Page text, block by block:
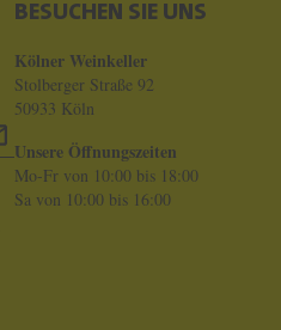
BESUCHEN SIE UNS
Kölner Weinkeller
Stolberger Straße 92
50933 Köln
Unsere Öffnungszeiten
Mo-Fr von 10:00 bis 18:00
Sa von 10:00 bis 16:00